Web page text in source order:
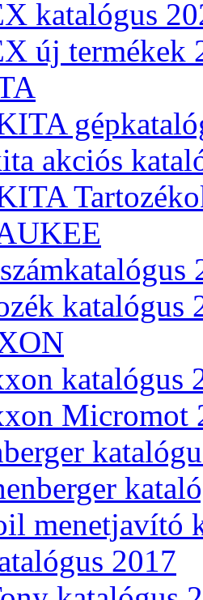
katalógus
új termékek
akciós
katalógus
katalógus
Micromot
menetjavító
2017